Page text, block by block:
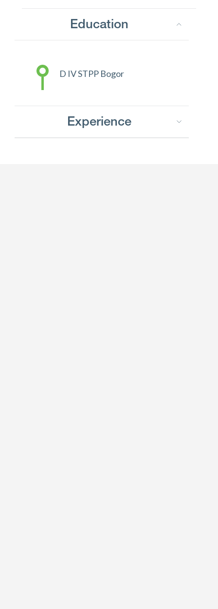
Education
D IV STPP Bogor
Experience